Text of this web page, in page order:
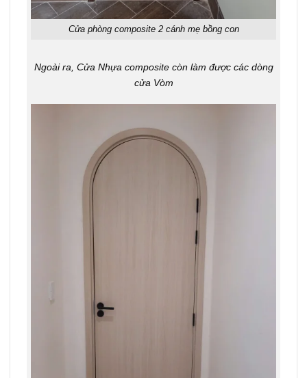
Cửa phòng composite 2 cánh mẹ bồng con
Ngoài ra, Cửa Nhựa composite còn làm được các dòng
cửa Vòm